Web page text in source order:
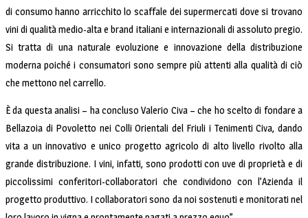
di consumo hanno arricchito lo scaffale dei supermercati dove si trovano
vini di qualità medio-alta e brand italiani e internazionali di assoluto pregio.
Si tratta di una naturale evoluzione e innovazione della distribuzione
moderna poiché i consumatori sono sempre più attenti alla qualità di ciò
che mettono nel carrello.
È da questa analisi – ha concluso Valerio Civa – che ho scelto di fondare a
Bellazoia di Povoletto nei Colli Orientali del Friuli i Tenimenti Civa, dando
vita a un innovativo e unico progetto agricolo di alto livello rivolto alla
grande distribuzione. I vini, infatti, sono prodotti con uve di proprietà e di
piccolissimi conferitori-collaboratori che condividono con l’Azienda il
progetto produttivo. I collaboratori sono da noi sostenuti e monitorati nel